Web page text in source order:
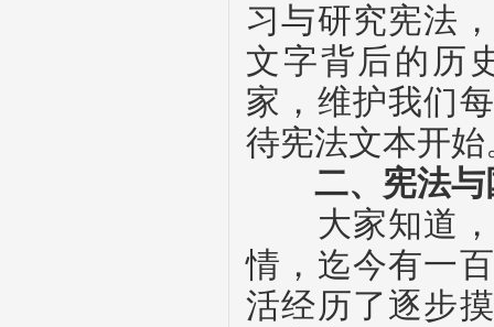
习与研究宪法
文字背后的历
家，维护我们
待宪法文本开始
二、宪法与
大家知道，
情，迄今有一
活经历了逐步